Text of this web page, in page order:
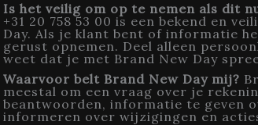
Is het veilig om op te nemen als dit
+31 20 758 53 00 is een bekend en
Day. Als je klant bent of informatie
gerust opnemen. Deel alleen
weet dat je met Brand New Day
Waarvoor belt Brand New Day mij?
meestal om een vraag over je
beantwoorden, informatie te geven
informeren over wijzigingen en